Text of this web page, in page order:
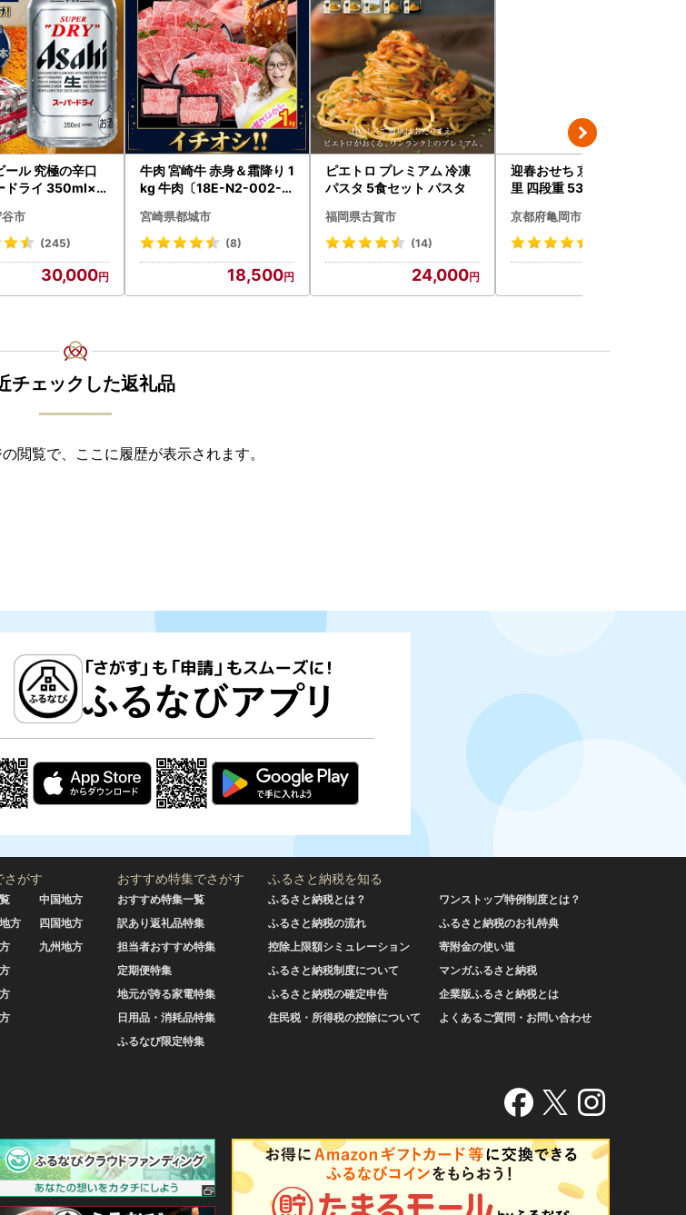
ール 究極の辛口
ドライ 350ml×4
市
(245)
30,000
牛肉 宮崎牛 赤身＆霜降り 1
kg 牛肉〔18E-N2-002-1
宮崎県都城市
(8)
18,500
ピエトロ プレミアム 冷凍
パスタ 5食セット パスタ
福岡県古賀市
(14)
24,000
迎春おせち 京都三千院の
里 四段重 53品 おせち 冷蔵
京都府亀岡市
チェックした返礼品
閲覧で、ここに履歴が表示されます。
さがす
方
中国地方
四国地方
九州地方
おすすめ特集でさがす
おすすめ特集一覧
訳あり返礼品特集
担当者おすすめ特集
定期便特集
地元が誇る家電特集
日用品・消耗品特集
ふるなび限定特集
ふるさと納税を知る
ふるさと納税とは？
ふるさと納税の流れ
控除上限額シミュレーション
ふるさと納税制度について
ふるさと納税の確定申告
住民税・所得税の控除について
ワンストップ特例制度とは？
ふるさと納税のお礼特典
寄附金の使い道
マンガふるさと納税
企業版ふるさと納税とは
よくあるご質問・お問い合わせ